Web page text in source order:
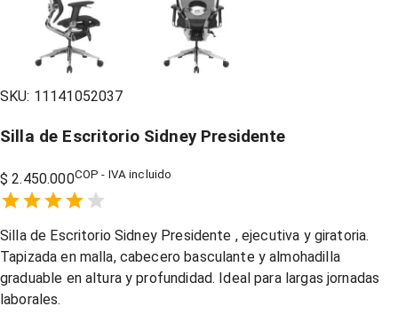
SKU: 11141052037
Silla de Escritorio Sidney Presidente
$ 2.450.000COP - IVA incluido
1 Star,
2 Stars,
3 Stars,
4 Stars,
5 Stars,
Silla de Escritorio Sidney Presidente ,ejecutiva y giratoria.
Tapizada en malla, cabecero basculante y almohadilla
graduable en altura y profundidad. Ideal para largas jornadas
laborales.